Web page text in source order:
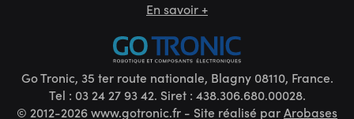
En savoir +
Go Tronic, 35 ter route nationale, Blagny 08110, France.
Tel : 03 24 27 93 42. Siret : 438.306.680.00028.
© 2012-2026 www.gotronic.fr - Site réalisé parArobases